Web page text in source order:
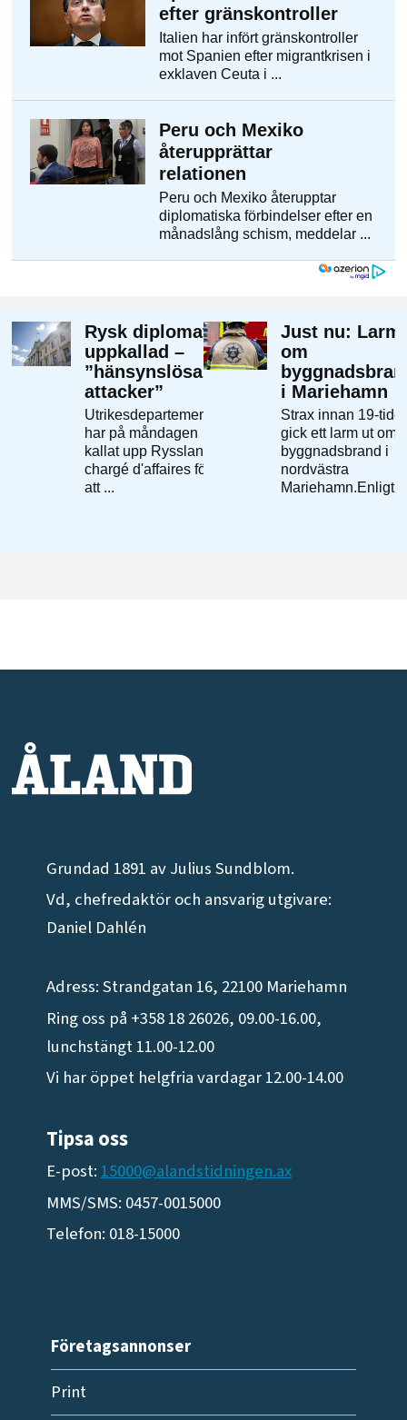
Grundad 1891 av Julius Sundblom.
Vd, chefredaktör och ansvarig utgivare:
Daniel Dahlén
Adress: Strandgatan 16, 22100 Mariehamn
Ring oss på +358 18 26026, 09.00-16.00,
lunchstängt 11.00-12.00
Vi har öppet helgfria vardagar 12.00-14.00
Tipsa oss
E-post: 15000@alandstidningen.ax
MMS/SMS: 0457-0015000
Telefon: 018-15000
Företagsannonser
Print